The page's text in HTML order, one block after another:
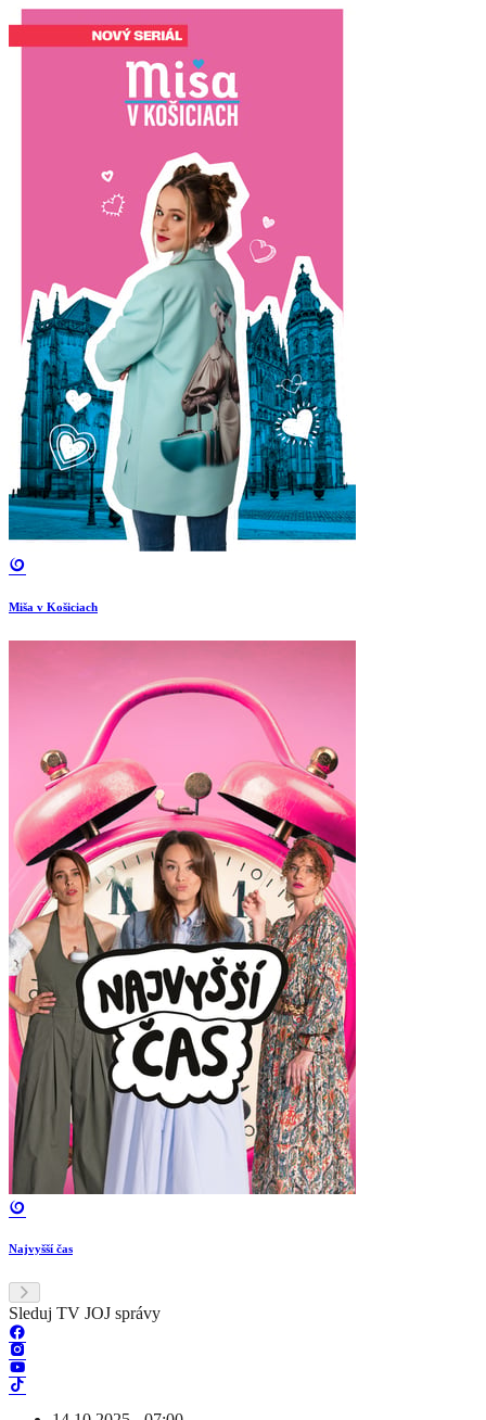
Miša v Košiciach
Najvyšší čas
Sleduj TV JOJ správy